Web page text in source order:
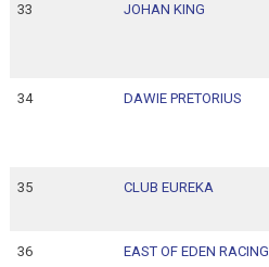
33 JOHAN KING
34 DAWIE PRETORIUS
35 CLUB EUREKA
36 EAST OF EDEN RACING